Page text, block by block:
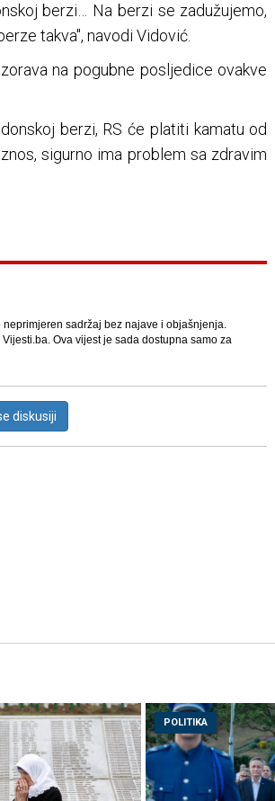
berzi… Na berzi se zadužujemo,
takva", navodi Vidović.
na pogubne posljedice ovakve
berzi, RS će platiti kamatu od
sigurno ima problem sa zdravim
sadržaj bez najave i objašnjenja.
Ova vijest je sada dostupna samo za
diskusiji
POLITIKA